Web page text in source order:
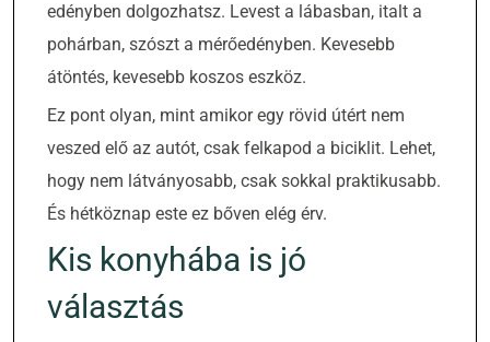
edényben dolgozhatsz. Levest a lábasban, italt a
pohárban, szószt a mérőedényben. Kevesebb
átöntés, kevesebb koszos eszköz.
Ez pont olyan, mint amikor egy rövid útért nem
veszed elő az autót, csak felkapod a biciklit. Lehet,
hogy nem látványosabb, csak sokkal praktikusabb.
És hétköznap este ez bőven elég érv.
Kis konyhába is jó
választás